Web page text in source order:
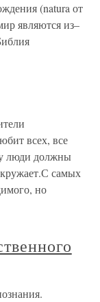
(natura от
являются из–
всех, все
люди должны
самых
но